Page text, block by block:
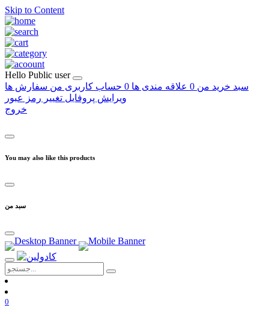
Skip to Content
Hello Public user
سبد خرید من 0 علاقه مندی ها 0 حساب کاربری من سفارش ها
ویرایش پروفایل تغییر رمز عبور
خروج
You may also like this products
سبد من
0